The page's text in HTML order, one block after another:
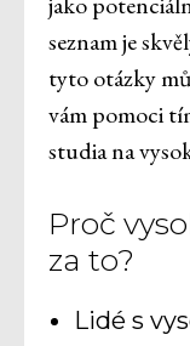
seznam je
tyto otázky
vám pomoci
studia na
Proč
za to?
Lidé s